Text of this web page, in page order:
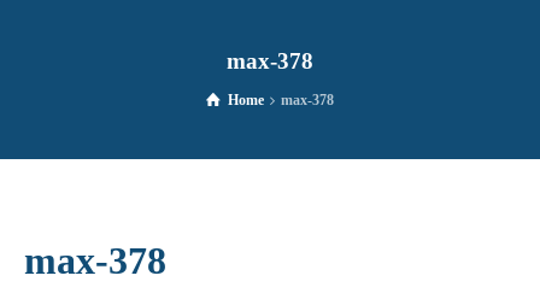
max-378
Home max-378
max-378